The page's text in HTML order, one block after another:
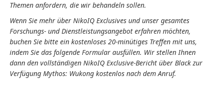
Themen anfordern, die wir behandeln sollen.
Wenn Sie mehr über NikoIQ Exclusives und unser gesamtes
Forschungs- und Dienstleistungsangebot erfahren möchten,
buchen Sie bitte ein kostenloses 20-minütiges Treffen mit uns,
indem Sie das folgende Formular ausfüllen. Wir stellen Ihnen
dann den vollständigen NikoIQ Exclusive-Bericht über Black zur
Verfügung Mythos: Wukong kostenlos nach dem Anruf.